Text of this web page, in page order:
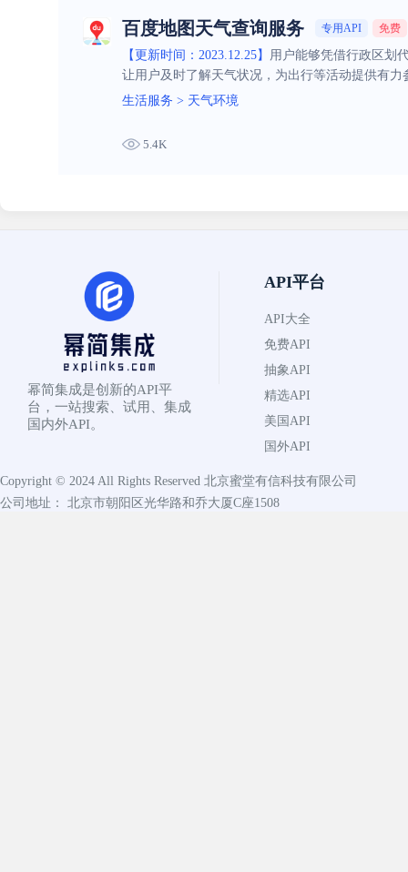
百度地图天气查询服务 专用API 免费
【更新时间：2023.12.25】 用户能够凭借行政区划
让用户及时了解天气状况，为出行等活动提供有力
生活服务 > 天气环境
5.4K
幂简集成是创新的API平
台，一站搜索、试用、集成
国内外API。
API平台
API大全
免费API
抽象API
精选API
美国API
国外API
Copyright © 2024 All Rights Reserved 北京蜜堂有信科技有限公司
公司地址： 北京市朝阳区光华路和乔大厦C座1508